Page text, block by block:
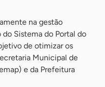
na gestão
Sistema do Portal do
de otimizar os
Municipal de
e da Prefeitura